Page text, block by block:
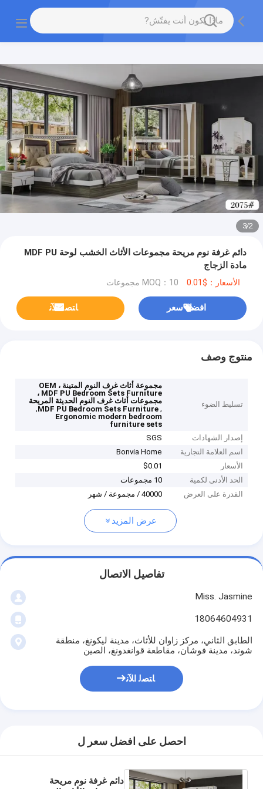
2
/
3
دائم غرفة نوم مريحة مجموعات الأثاث الخشب لوحة MDF PU
مادة الزجاج
الأسعار：$0.01 MOQ：10 مجموعات
افضل سعر ﺎﺘﺼﻟ ﺍﻶﻧ
منتوج وصف
تسليط الضوء
مجموعة أثاث غرف النوم المتينة OEM ،
MDF PU Bedroom Sets Furniture ،
مجموعات أثاث غرف النوم الحديثة المريحة
,
MDF PU Bedroom Sets Furniture
,
Ergonomic modern bedroom
furniture sets
إصدار الشهادات
SGS
اسم العلامة التجارية
Bonvia Home
الأسعار
$0.01
الحد الأدنى لكمية
10 مجموعات
القدرة على العرض
40000 / مجموعة / شهر
عرض المزيد
تفاصيل الاتصال
Miss. Jasmine
18064604931
الطابق الثاني، مركز زاوان للأثاث، مدينة ليكونغ، منطقة
شوند، مدينة فوشان، مقاطعة قوانغدونغ، الصين
ﺎﺘﺼﻟ ﺍﻶﻧ
احصل على افضل سعر ل
دائم غرفة نوم مريحة